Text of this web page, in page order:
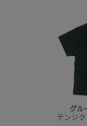
グル